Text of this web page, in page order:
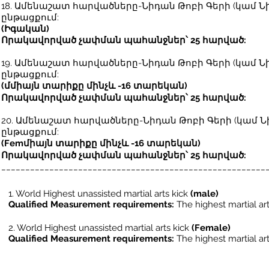
18. Ամենաշատ հարվածները-Նիդան Թոբի Գերի (կամ
ընթացքում:
(Իգական)
Որակավորված չափման պահանջներ՝ 25 հարված:
19. Ամենաշատ հարվածները-Նիդան Թոբի Գերի (կամ
ընթացքում:
(մմիայն տարիքը մինչև -16 տարեկան)
Որակավորված չափման պահանջներ՝ 25 հարված:
20. Ամենաշատ հարվածները-Նիդան Թոբի Գերի (կամ
ընթացքում:
(Femմիայն տարիքը մինչև -16 տարեկան)
Որակավորված չափման պահանջներ՝ 25 հարված:
1. World Highest unassisted martial arts kick (male)
Qualified Measurement requirements: The highest martial
2. World Highest unassisted martial arts kick (Female)
Qualified Measurement requirements: The highest martial